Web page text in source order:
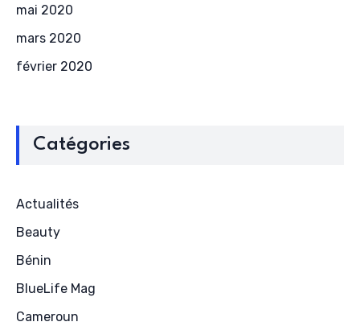
mai 2020
mars 2020
février 2020
Catégories
Actualités
Beauty
Bénin
BlueLife Mag
Cameroun